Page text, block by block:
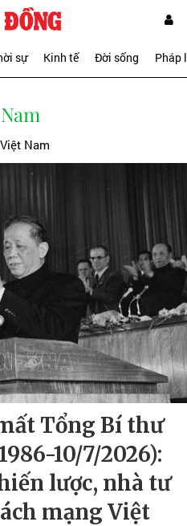
sự Kinh tế Đời sống Pháp
Nam
Tổng Bí thư
10/7/2026):
lược, nhà tư
mạng Việt